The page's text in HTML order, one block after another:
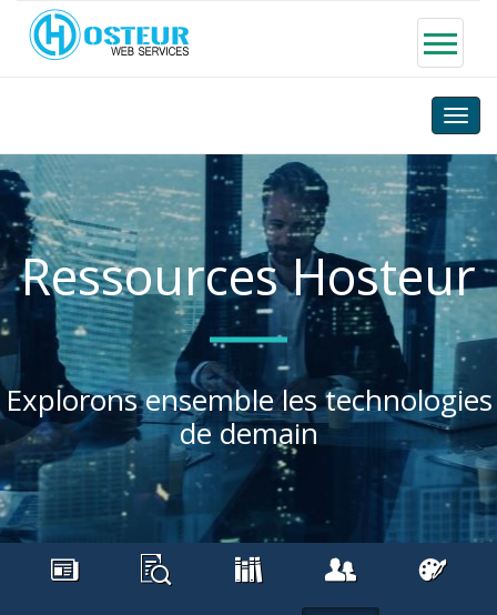
Toggle
Ressources Hosteur
Explorons ensemble les technologies
de demain